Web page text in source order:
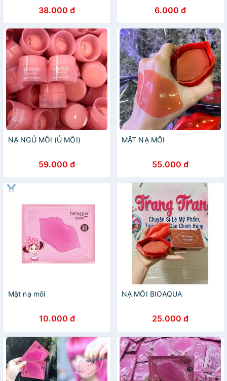
38.000 đ 6.000 đ
NẠ NGỦ MÔI (Ủ MÔI)
59.000 đ
MẶT NẠ MÔI
55.000 đ
Mặt nạ môi
10.000 đ
NẠ MÔI BIOAQUA
25.000 đ